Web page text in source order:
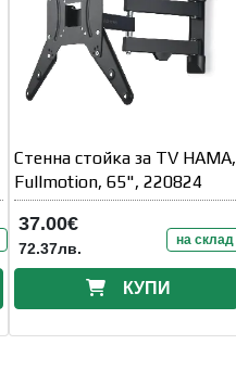
Стенна стойка за TV HAMA,
Fullmotion, 65", 220824
37.00€
72.37лв. на склад
КУПИ